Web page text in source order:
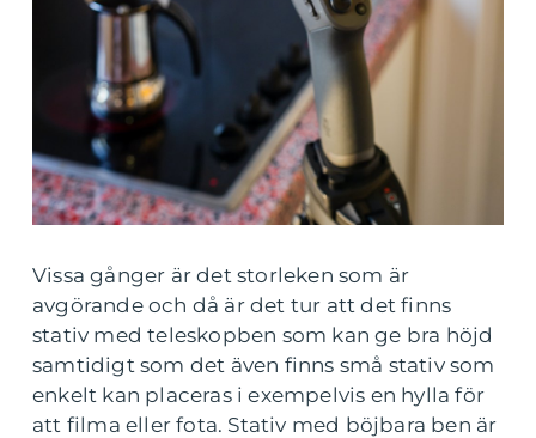
Vissa gånger är det storleken som är
avgörande och då är det tur att det finns
stativ med teleskopben som kan ge bra höjd
samtidigt som det även finns små stativ som
enkelt kan placeras i exempelvis en hylla för
att filma eller fota. Stativ med böjbara ben är